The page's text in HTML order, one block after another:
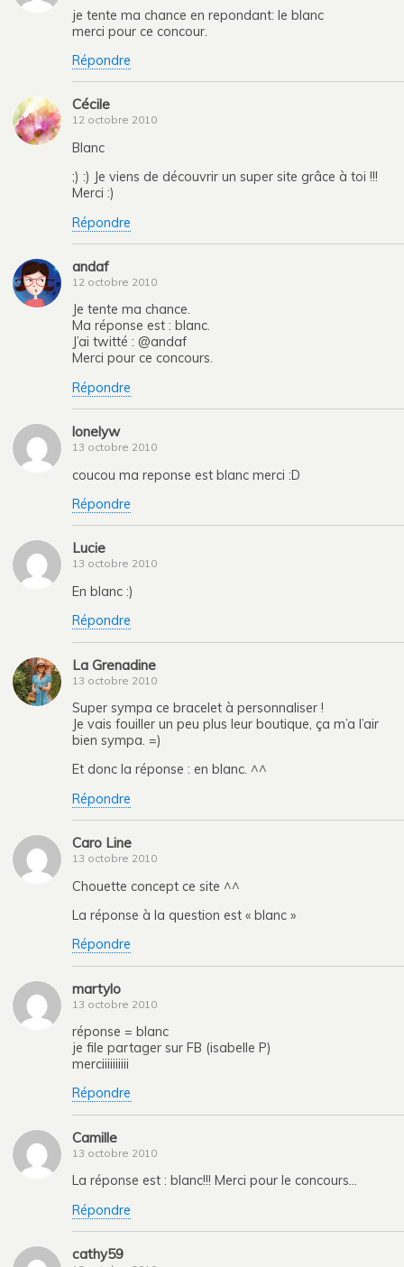
je tente ma chance en repondant: le blanc
merci pour ce concour.
Répondre
Cécile
12 octobre 2010
Blanc
;) :) Je viens de découvrir un super site grâce à toi !!!
Merci :)
Répondre
andaf
12 octobre 2010
Je tente ma chance.
Ma réponse est : blanc.
J’ai twitté : @andaf
Merci pour ce concours.
Répondre
lonelyw
13 octobre 2010
coucou ma reponse est blanc merci :D
Répondre
Lucie
13 octobre 2010
En blanc :)
Répondre
La Grenadine
13 octobre 2010
Super sympa ce bracelet à personnaliser !
Je vais fouiller un peu plus leur boutique, ça m’a l’air
bien sympa. =)
Et donc la réponse : en blanc. ^^
Répondre
Caro Line
13 octobre 2010
Chouette concept ce site ^^
La réponse à la question est « blanc »
Répondre
martylo
13 octobre 2010
réponse = blanc
je file partager sur FB (isabelle P)
merciiiiiiiiii
Répondre
Camille
13 octobre 2010
La réponse est : blanc!!! Merci pour le concours…
Répondre
cathy59